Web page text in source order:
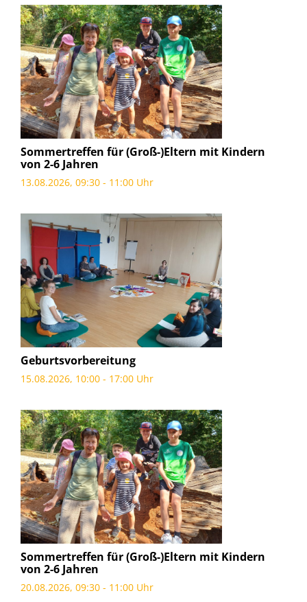
Sommertreffen für (Groß-)Eltern mit Kindern
von 2-6 Jahren
13.08.2026, 09:30 - 11:00 Uhr
Geburtsvorbereitung
15.08.2026, 10:00 - 17:00 Uhr
Sommertreffen für (Groß-)Eltern mit Kindern
von 2-6 Jahren
20.08.2026, 09:30 - 11:00 Uhr